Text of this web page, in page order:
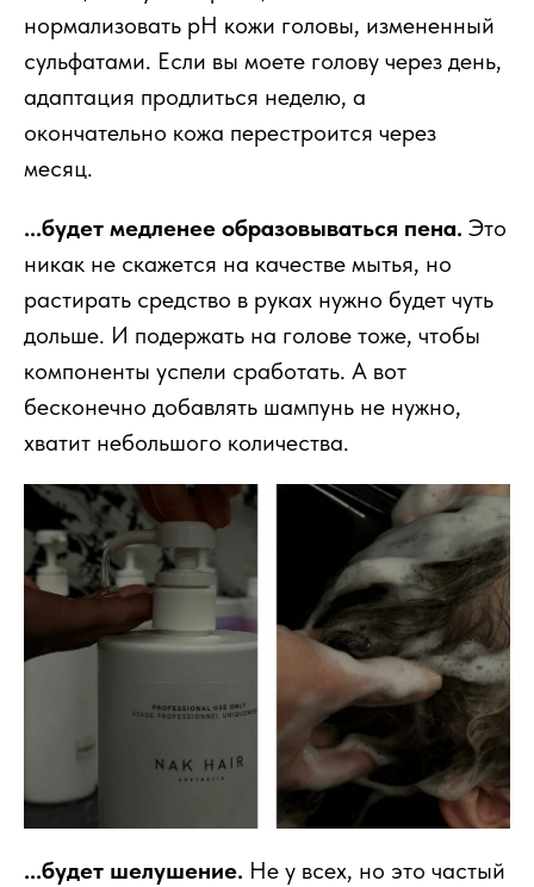
нормализовать pH кожи головы, измененный
сульфатами. Если вы моете голову через день,
адаптация продлиться неделю, а
окончательно кожа перестроится через
месяц.
...будет медленее образовываться пена. Это
никак не скажется на качестве мытья, но
растирать средство в руках нужно будет чуть
дольше. И подержать на голове тоже, чтобы
компоненты успели сработать. А вот
бесконечно добавлять шампунь не нужно,
хватит небольшого количества.
...будет шелушение. Не у всех, но это частый